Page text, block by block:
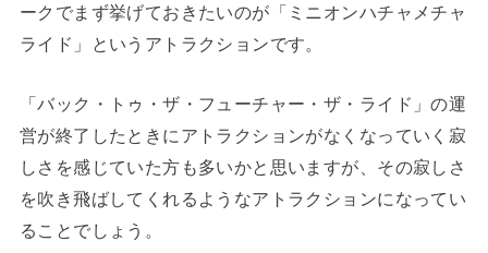
ークでまず挙げておきたいのが「ミニオンハチャメチャ
ライド」というアトラクションです。
「バック・トゥ・ザ・フューチャー・ザ・ライド」の運
営が終了したときにアトラクションがなくなっていく寂
しさを感じていた方も多いかと思いますが、その寂しさ
を吹き飛ばしてくれるようなアトラクションになってい
ることでしょう。